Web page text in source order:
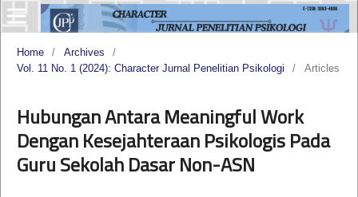
Home / Archives
/
Vol. 11 No. 1 (2024): Character Jurnal Penelitian Psikologi
/ Articles
Hubungan Antara Meaningful Work
Dengan Kesejahteraan Psikologis Pada
Guru Sekolah Dasar Non-ASN